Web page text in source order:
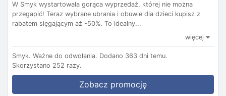
W Smyk wystartowała gorąca wyprzedaż, której nie można
przegapić! Teraz wybrane ubrania i obuwie dla dzieci kupisz z
rabatem sięgającym aż -50%. To idealny...
więcej
Smyk. Ważne do odwołania. Dodano 363 dni temu.
Skorzystano 252 razy.
Zobacz promocję